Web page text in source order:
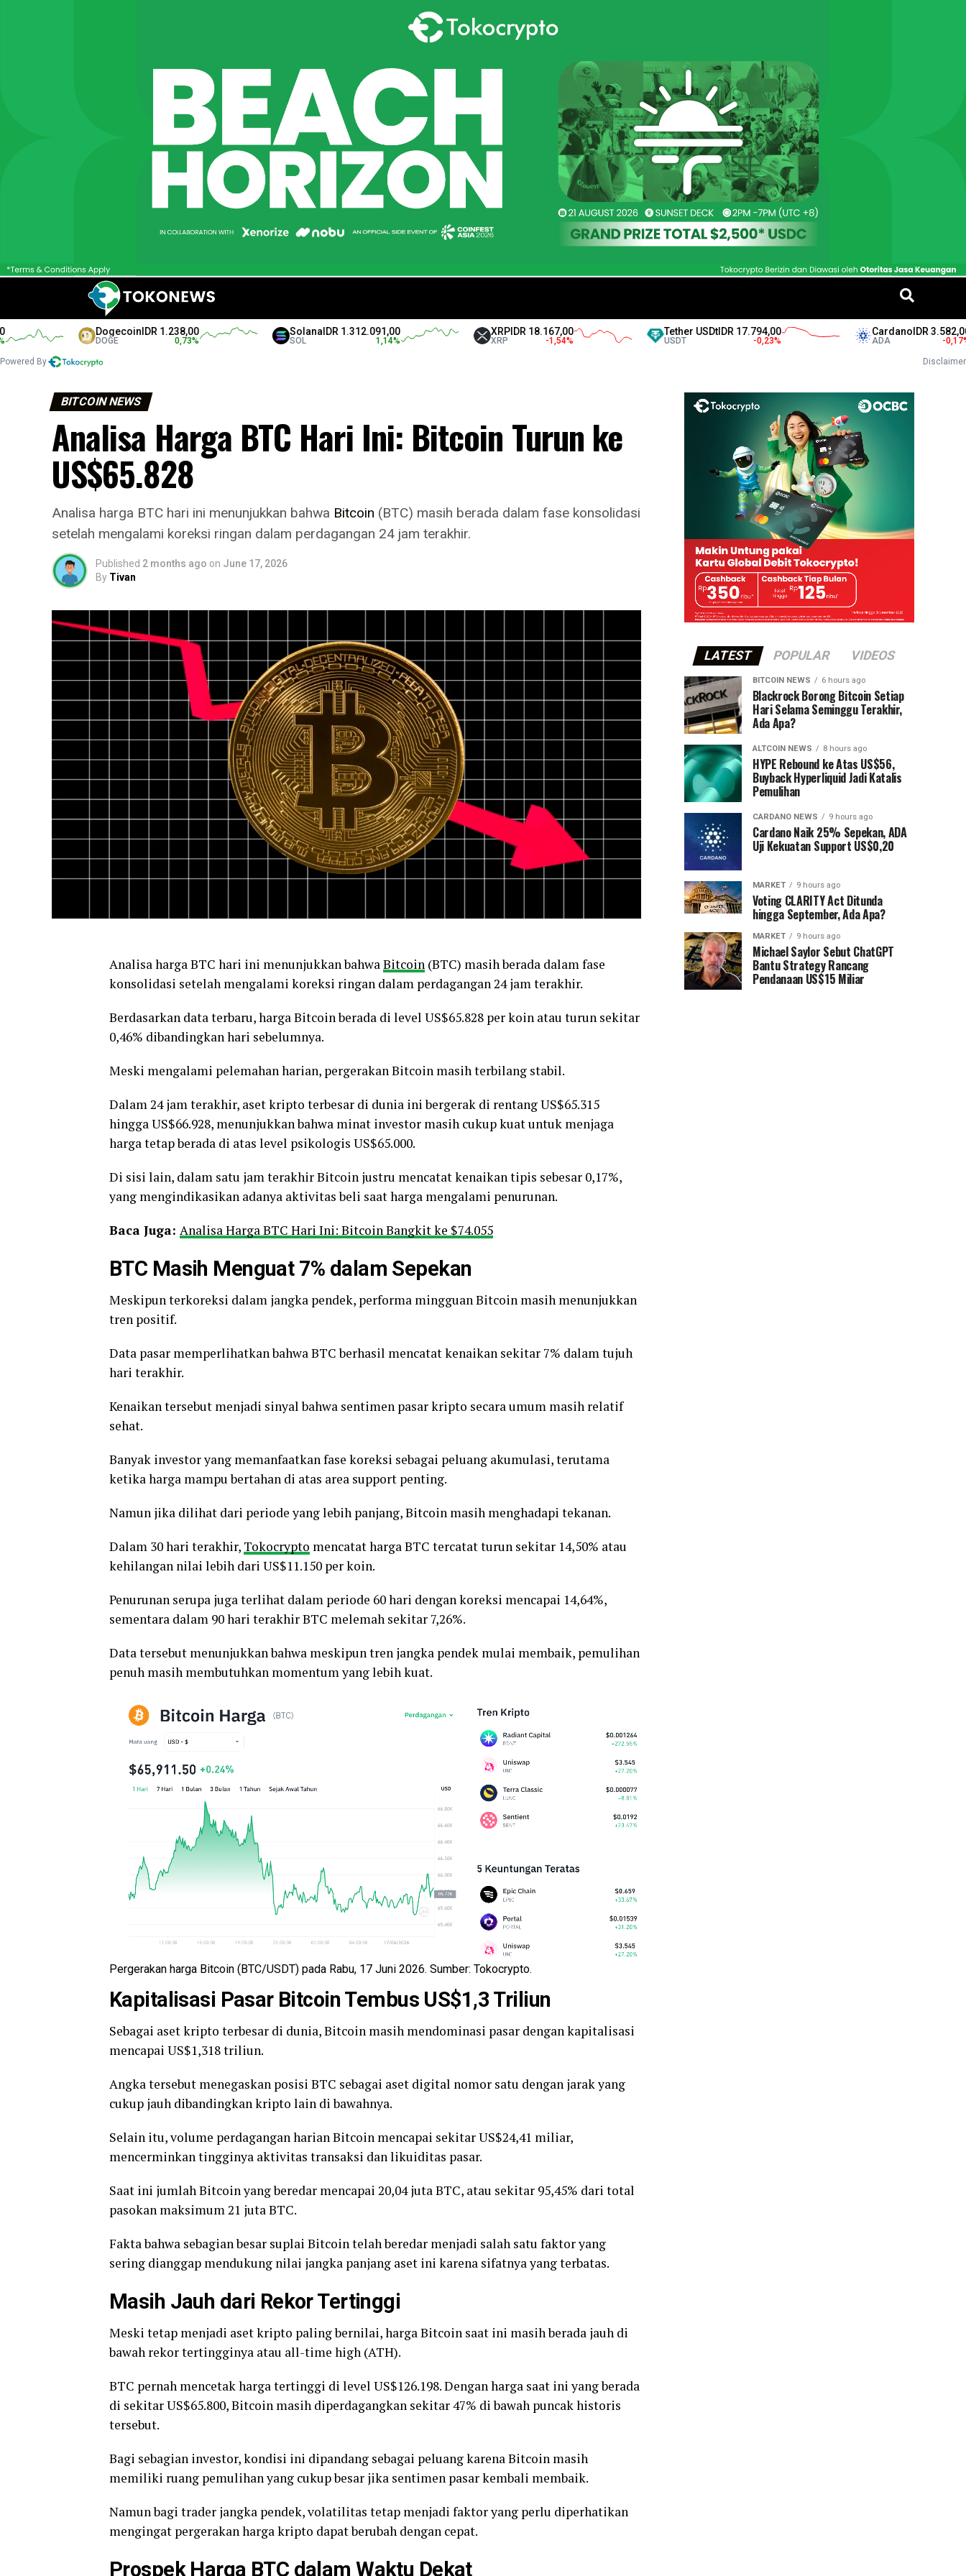
DogecoinIDR 1.238,00
DOGE
SolanaIDR 1.312.091,00
SOL
XRPIDR 18.167,00
XRP
Tether USDtIDR 17.794,00
USDT
CardanoIDR 3.582,00
ADA
Powered By Disclaimer
BITCOIN NEWS
Analisa Harga BTC Hari Ini: Bitcoin Turun ke
US$65.828
Analisa harga BTC hari ini menunjukkan bahwa Bitcoin (BTC) masih berada dalam fase konsolidasi
setelah mengalami koreksi ringan dalam perdagangan 24 jam terakhir.
Published 2 months ago on June 17, 2026
By Tivan
Analisa harga BTC hari ini menunjukkan bahwaBitcoin (BTC) masih berada dalam fase
konsolidasi setelah mengalami koreksi ringan dalam perdagangan 24 jam terakhir.
Berdasarkan data terbaru, harga Bitcoin berada di level US$65.828 per koin atau turun sekitar
0,46% dibandingkan hari sebelumnya.
Meski mengalami pelemahan harian, pergerakan Bitcoin masih terbilang stabil.
Dalam 24 jam terakhir, aset kripto terbesar di dunia ini bergerak di rentang US$65.315
hingga US$66.928, menunjukkan bahwa minat investor masih cukup kuat untuk menjaga
harga tetap berada di atas level psikologis US$65.000.
Di sisi lain, dalam satu jam terakhir Bitcoin justru mencatat kenaikan tipis sebesar 0,17%,
yang mengindikasikan adanya aktivitas beli saat harga mengalami penurunan.
Baca Juga: Analisa Harga BTC Hari Ini: Bitcoin Bangkit ke $74.055
BTC Masih Menguat 7% dalam Sepekan
Meskipun terkoreksi dalam jangka pendek, performa mingguan Bitcoin masih menunjukkan
tren positif.
Data pasar memperlihatkan bahwa BTC berhasil mencatat kenaikan sekitar 7% dalam tujuh
hari terakhir.
Kenaikan tersebut menjadi sinyal bahwa sentimen pasar kripto secara umum masih relatif
sehat.
Banyak investor yang memanfaatkan fase koreksi sebagai peluang akumulasi, terutama
ketika harga mampu bertahan di atas area support penting.
Namun jika dilihat dari periode yang lebih panjang, Bitcoin masih menghadapi tekanan.
Dalam 30 hari terakhir, Tokocrypto mencatat harga BTC tercatat turun sekitar 14,50% atau
kehilangan nilai lebih dari US$11.150 per koin.
Penurunan serupa juga terlihat dalam periode 60 hari dengan koreksi mencapai 14,64%,
sementara dalam 90 hari terakhir BTC melemah sekitar 7,26%.
Data tersebut menunjukkan bahwa meskipun tren jangka pendek mulai membaik, pemulihan
penuh masih membutuhkan momentum yang lebih kuat.
Pergerakan harga Bitcoin (BTC/USDT) pada Rabu, 17 Juni 2026. Sumber: Tokocrypto.
Kapitalisasi Pasar Bitcoin Tembus US$1,3 Triliun
Sebagai aset kripto terbesar di dunia, Bitcoin masih mendominasi pasar dengan kapitalisasi
mencapai US$1,318 triliun.
Angka tersebut menegaskan posisi BTC sebagai aset digital nomor satu dengan jarak yang
cukup jauh dibandingkan kripto lain di bawahnya.
Selain itu, volume perdagangan harian Bitcoin mencapai sekitar US$24,41 miliar,
mencerminkan tingginya aktivitas transaksi dan likuiditas pasar.
Saat ini jumlah Bitcoin yang beredar mencapai 20,04 juta BTC, atau sekitar 95,45% dari total
pasokan maksimum 21 juta BTC.
Fakta bahwa sebagian besar suplai Bitcoin telah beredar menjadi salah satu faktor yang
sering dianggap mendukung nilai jangka panjang aset ini karena sifatnya yang terbatas.
Masih Jauh dari Rekor Tertinggi
Meski tetap menjadi aset kripto paling bernilai, harga Bitcoin saat ini masih berada jauh di
bawah rekor tertingginya atau all-time high (ATH).
BTC pernah mencetak harga tertinggi di level US$126.198. Dengan harga saat ini yang berada
di sekitar US$65.800, Bitcoin masih diperdagangkan sekitar 47% di bawah puncak historis
tersebut.
Bagi sebagian investor, kondisi ini dipandang sebagai peluang karena Bitcoin masih
memiliki ruang pemulihan yang cukup besar jika sentimen pasar kembali membaik.
Namun bagi trader jangka pendek, volatilitas tetap menjadi faktor yang perlu diperhatikan
mengingat pergerakan harga kripto dapat berubah dengan cepat.
Prospek Harga BTC dalam Waktu Dekat
LATEST POPULAR VIDEOS
BITCOIN NEWS 6 hours ago
⁠Blackrock Borong Bitcoin Setiap
Hari Selama Seminggu Terakhir,
Ada Apa?
ALTCOIN NEWS 8 hours ago
HYPE Rebound ke Atas US$56,
Buyback Hyperliquid Jadi Katalis
Pemulihan
CARDANO NEWS 9 hours ago
Cardano Naik 25% Sepekan, ADA
Uji Kekuatan Support US$0,20
MARKET 9 hours ago
Voting CLARITY Act Ditunda
hingga September, Ada Apa?
MARKET 9 hours ago
Michael Saylor Sebut ChatGPT
Bantu Strategy Rancang
Pendanaan US$15 Miliar